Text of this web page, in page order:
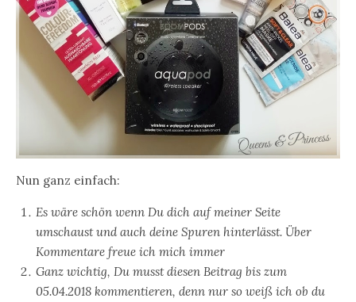
Nun ganz einfach:
Es wäre schön wenn Du dich auf meiner Seite
umschaust und auch deine Spuren hinterlässt. Über
Kommentare freue ich mich immer
Ganz wichtig, Du musst diesen Beitrag bis zum
05.04.2018 kommentieren, denn nur so weiß ich ob du